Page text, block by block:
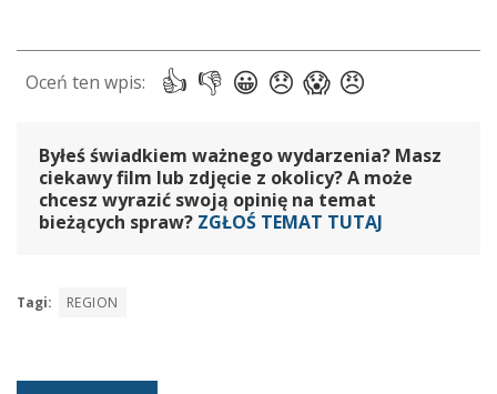
Byłeś świadkiem ważnego wydarzenia? Masz
ciekawy film lub zdjęcie z okolicy? A może
chcesz wyrazić swoją opinię na temat
bieżących spraw? ZGŁOŚ TEMAT TUTAJ
Tagi: REGION